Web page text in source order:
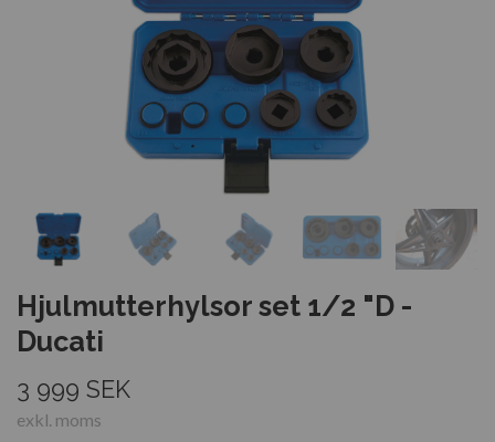
Hjulmutterhylsor set 1/2 "D -
Ducati
3 999 SEK
exkl. moms